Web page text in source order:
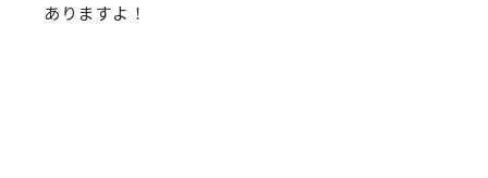
ありますよ！